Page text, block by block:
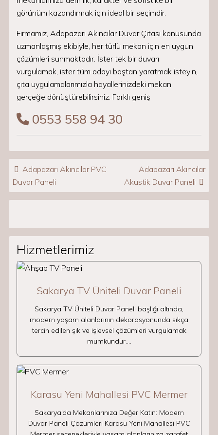
görünüm kazandırmak için ideal bir seçimdir.
Firmamız, Adapazarı Akıncılar Duvar Çıtası konusunda
uzmanlaşmış ekibiyle, her türlü mekan için en uygun
çözümleri sunmaktadır. İster tek bir duvarı
vurgulamak, ister tüm odayı baştan yaratmak isteyin,
çıta uygulamalarımızla hayallerinizdeki mekanı
gerçeğe dönüştürebilirsiniz. Farklı geniş
0553 558 94 30
Post navigation
Adapazarı Akıncılar PVC
Duvar Paneli
Adapazarı Akıncılar
Akustik Duvar Paneli
Hizmetlerimiz
Sakarya TV Üniteli Duvar Paneli
Sakarya TV Üniteli Duvar Paneli başlığı altında,
modern yaşam alanlarının dekorasyonunda sıkça
tercih edilen şık ve işlevsel çözümleri vurgulamak
mümkündür.…
Karasu Yeni Mahallesi PVC Mermer
Sakarya’da Mekanlarınıza Değer Katın: Modern
Duvar Paneli Çözümleri Karasu Yeni Mahallesi PVC